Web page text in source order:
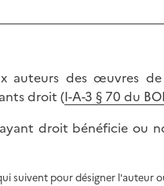
auteurs des œuvres
droit (I-A-3 § 70 du
droit bénéficie ou
suivent pour désigner l'auteur